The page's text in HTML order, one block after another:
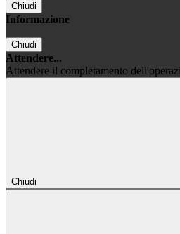
Chiudi
Informazione
Chiudi
Attendere...
Attendere il completamento
Chiudi